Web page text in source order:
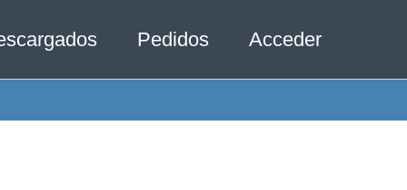
Pedidos Acceder